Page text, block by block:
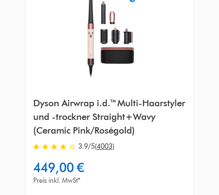
Dyson Airwrap i.d.™ Multi-Haarstyler
und -trockner Straight+Wavy
(Ceramic Pink/Roségold)
3.9
von
5
Sternen
3.9/5(4003)
449,00 €
Preis inkl. MwSt*